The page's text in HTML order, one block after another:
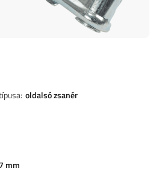
oldalsó zsanér
mm